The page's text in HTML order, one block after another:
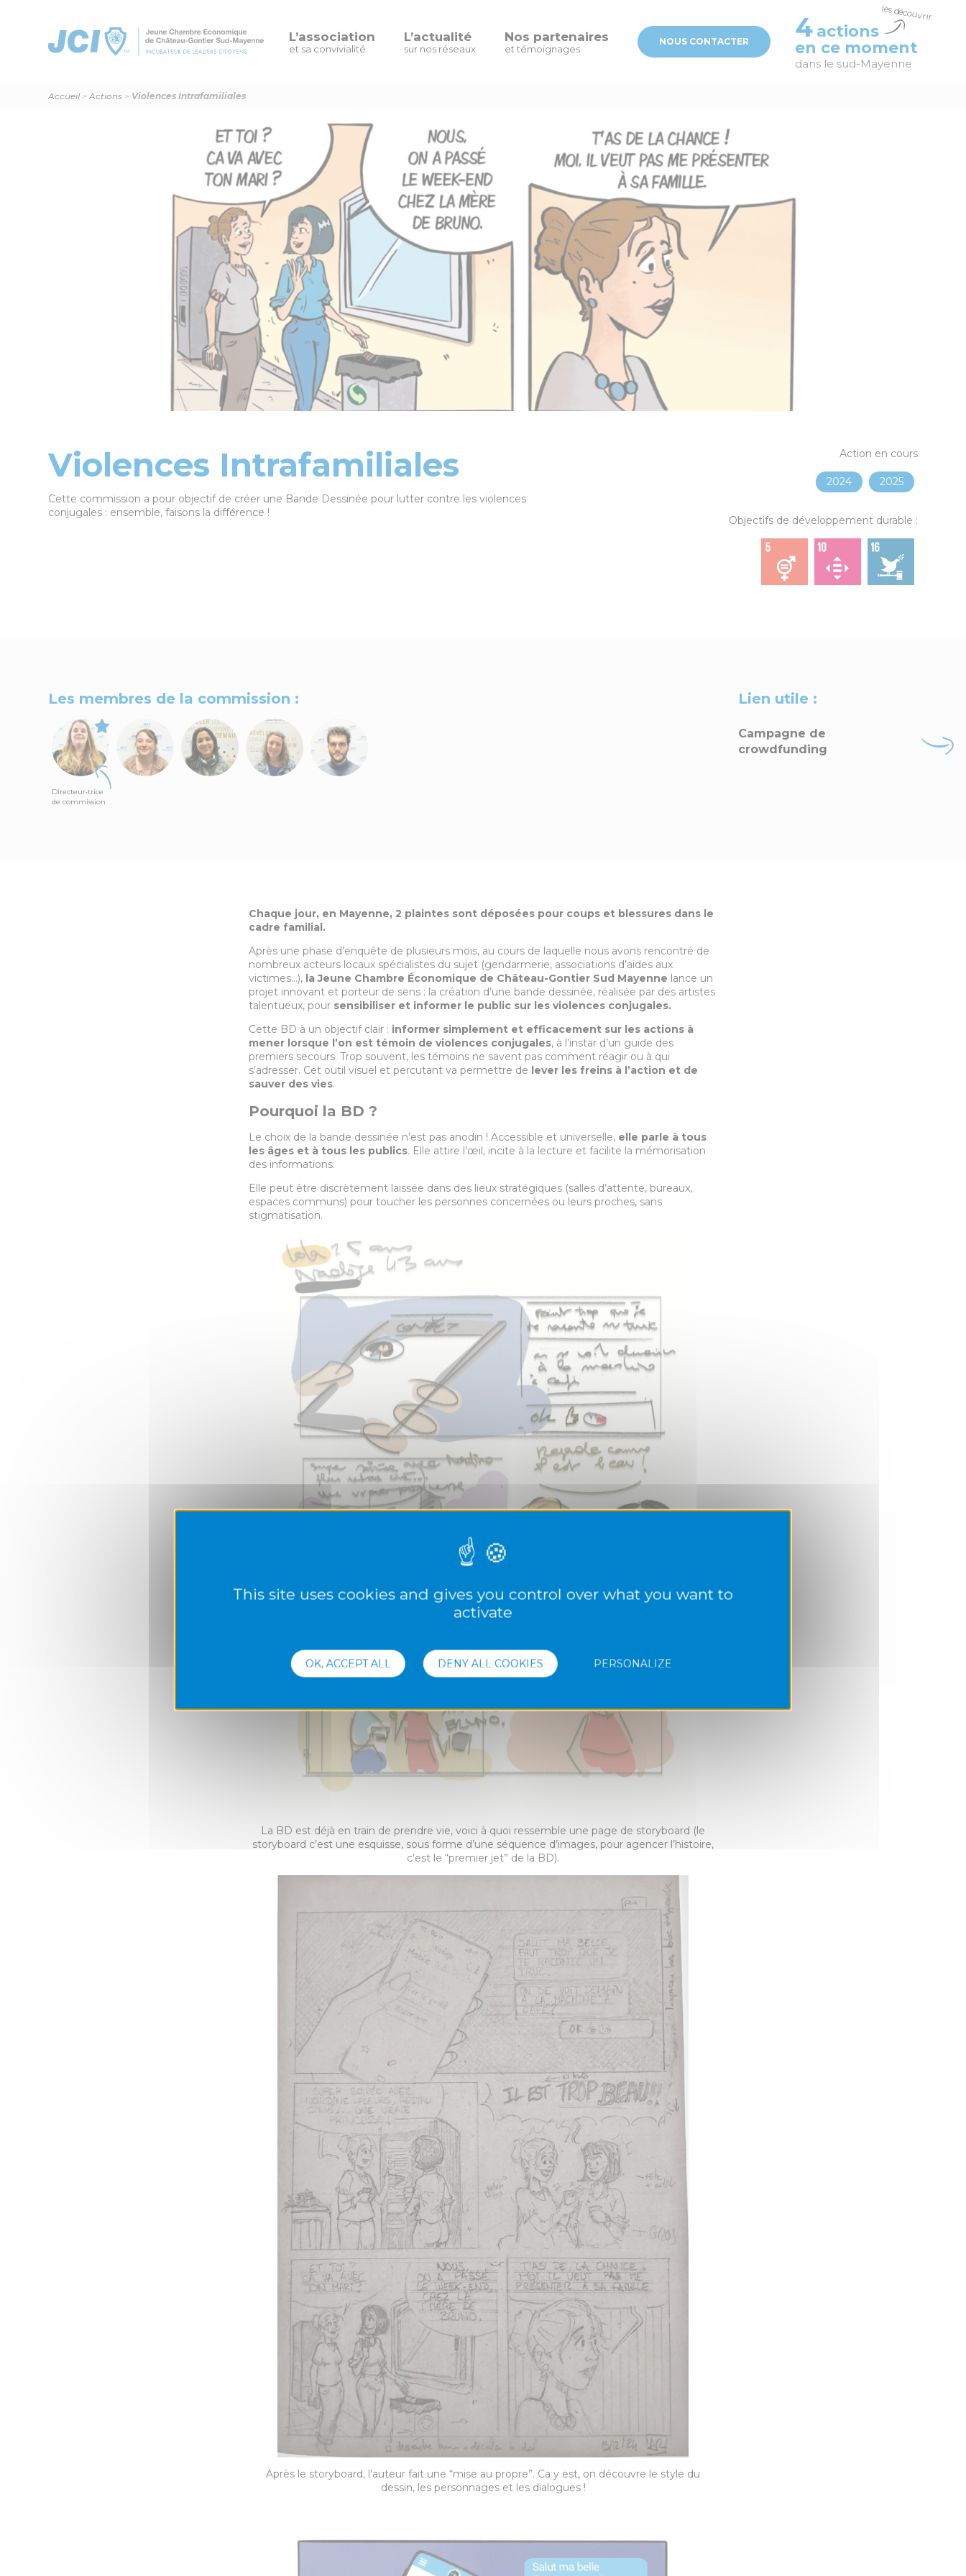
L’association
et sa convivialité
L’actualité
sur nos réseaux
Nos partenaires
et témoignages
NOUS CONTACTER 4 actions
en ce moment
dans le sud-Mayenne
Accueil >Actions > Violences Intrafamiliales
Violences Intrafamiliales
Cette commission a pour objectif de créer une Bande Dessinée pour lutter contre les violences
conjugales : ensemble, faisons la différence !
Action en cours
2024 2025
Objectifs de développement durable :
Les membres de la commission :
Directeur•trice
de commission
Lien utile :
Campagne de
crowdfunding
Chaque jour, en Mayenne, 2 plaintes sont déposées pour coups et blessures dans le
cadre familial.
Après une phase d’enquête de plusieurs mois, au cours de laquelle nous avons rencontré de
nombreux acteurs locaux spécialistes du sujet (gendarmerie, associations d’aides aux
victimes…), la Jeune Chambre Économique de Château-Gontier Sud Mayenne lance un
projet innovant et porteur de sens : la création d’une bande dessinée, réalisée par des artistes
talentueux, pour sensibiliser et informer le public sur les violences conjugales.
Cette BD à un objectif clair : informer simplement et efficacement sur les actions à
mener lorsque l’on est témoin de violences conjugales, à l’instar d’un guide des
premiers secours. Trop souvent, les témoins ne savent pas comment réagir ou à qui
s’adresser. Cet outil visuel et percutant va permettre de lever les freins à l’action et de
sauver des vies.
Pourquoi la BD ?
Le choix de la bande dessinée n’est pas anodin ! Accessible et universelle, elle parle à tous
les âges et à tous les publics. Elle attire l’œil, incite à la lecture et facilite la mémorisation
des informations.
Elle peut être discrètement laissée dans des lieux stratégiques (salles d’attente, bureaux,
espaces communs) pour toucher les personnes concernées ou leurs proches, sans
stigmatisation.
La BD est déjà en train de prendre vie, voici à quoi ressemble une page de storyboard (le
storyboard c’est une esquisse, sous forme d’une séquence d’images, pour agencer l’histoire,
c’est le “premier jet” de la BD).
Après le storyboard, l’auteur fait une “mise au propre”. Ca y est, on découvre le style du
dessin, les personnages et les dialogues !
This site uses cookies and gives you control over what you want to
activate
OK, ACCEPT ALL DENY ALL COOKIES PERSONALIZE